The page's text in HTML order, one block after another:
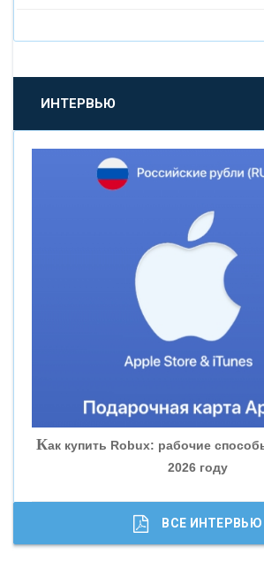
«БАНК САНКТ-ПЕТЕРБУРГ»
«ПРОМСВЯЗЬБАНК»
«НОВИКОМБАНК»
«ВНЕШПРОМБАНК»
«БАНК ГЛОБЭКС»
«СОВКОМБАНК»
«ГАЗПРОМБАНК»
ИНТЕРВЬЮ
Как купить Robux: рабочие
2026 году
ВСЕ ИНТЕРВЬЮ